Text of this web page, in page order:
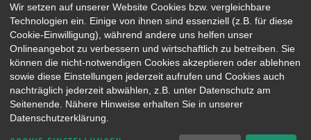
Honda Neuwagen
Gebrauchtwagen
Honda Gebrauchtwagen
Honda Vorführwagen
Gesamtbestand
NEUWAGENMODELLE
HONDA JAZZ E:HEV
HONDA CIVIC E:HEV
HONDA PRELUDE E:HEV
Wir setzen auf unserer Website Cookies bzw. vergleichbare
Technologien ein. Einige von ihnen sind essenziell (z.B. für diese
Cookie-Einwilligung), während andere uns helfen unser
Onlineangebot zu verbessern und wirtschaftlich zu betreiben. Sie
können die nicht-notwendigen Cookies akzeptieren oder ablehnen
sowie diese Einstellungen jederzeit aufrufen und Cookies auch
nachträglich jederzeit abwählen, z.B. unter Datenschutz am
Seitenende. Nähere Hinweise erhalten Sie in unserer
Datenschutzerklärung.